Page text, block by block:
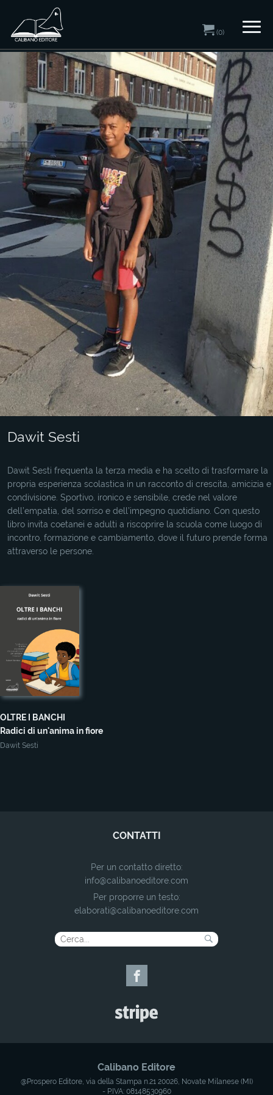
(0)
Home/ Autori
Dawit Sesti
Dawit Sesti frequenta la terza media e ha scelto di trasformare la
propria esperienza scolastica in un racconto di crescita, amicizia e
condivisione. Sportivo, ironico e sensibile, crede nel valore
dell’empatia, del sorriso e dell’impegno quotidiano. Con questo
libro invita coetanei e adulti a riscoprire la scuola come luogo di
incontro, formazione e cambiamento, dove il futuro prende forma
attraverso le persone.
OLTRE I BANCHI
Radici di un'anima in fiore
Dawit Sesti
CONTATTI
Per un contatto diretto:
info@calibanoeditore.com
Per proporre un testo:
elaborati@calibanoeditore.com
Calibano Editore
@Prospero Editore, via della Stampa n.21 20026, Novate Milanese (MI)
- P.IVA: 08148530960